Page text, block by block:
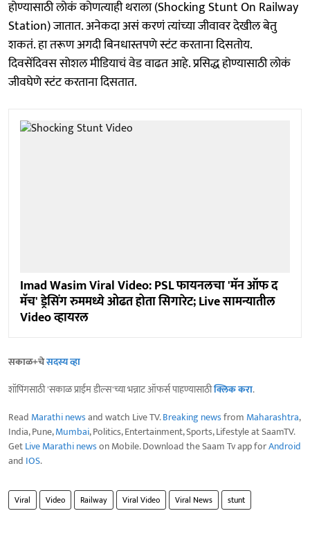
होण्यासाठी लोकं कोणत्याही थराला (Shocking Stunt On Railway
Station) जातात. अनेकदा असं करणं त्यांच्या जीवावर देखील बेतु
शकतं. हा तरूण अगदी बिनधास्तपणे स्टंट करताना दिसतोय.
दिवसेंदिवस सोशल मीडियाचं वेड वाढत आहे. प्रसिद्ध होण्यासाठी लोकं
जीवघेणे स्टंट करताना दिसतात.
Imad Wasim Viral Video: PSL फायनलचा 'मॅन ऑफ द
मॅच' ड्रेसिंग रुममध्ये ओढत होता सिगारेट; Live सामन्यातील
Video व्हायरल
सकाळ+चेसदस्य व्हा
शॉपिंगसाठी 'सकाळ प्राईम डील्स'च्या भन्नाट ऑफर्स पाहण्यासाठीक्लिक करा.
Read Marathi newsand watch Live TV.Breaking newsfrom Maharashtra,
India, Pune,Mumbai, Politics, Entertainment, Sports, Lifestyle at SaamTV.
GetLive Marathi newson Mobile. Download the Saam Tv app forAndroid
and IOS.
Viral Video Railway Viral Video Viral News stunt